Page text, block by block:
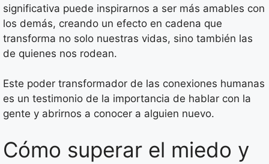
significativa puede inspirarnos a ser más amables con
los demás, creando un efecto en cadena que
transforma no solo nuestras vidas, sino también las
de quienes nos rodean.
Este poder transformador de las conexiones humanas
es un testimonio de la importancia de hablar con la
gente y abrirnos a conocer a alguien nuevo.
Cómo superar el miedo y